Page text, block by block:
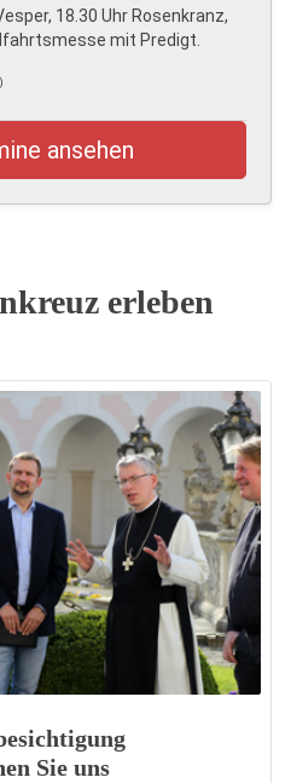
18.30 Uhr Rosenkranz,
mit Predigt.
ansehen
erleben
Sie uns